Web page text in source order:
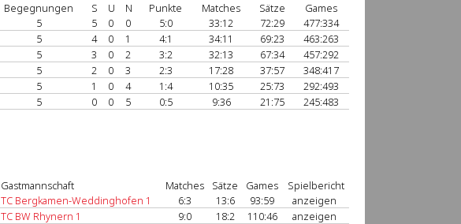
Begegnungen S U N Punkte Matches Sätze
Games
5 5 0 0 5:0 33:12 72:29
477:334
5 4 0 1 4:1 34:11 69:23
463:263
5 3 0 2 3:2 32:13 67:34
457:292
5 2 0 3 2:3 17:28 37:57
348:417
5 1 0 4 1:4 10:35 25:73
292:493
5 0 0 5 0:5 9:36 21:75 245:483
Gastmannschaft Matches Sätze Games
Spielbericht
TC Bergkamen-Weddinghofen 1 6:3 13:6 93:59
anzeigen
TC BW Rhynern 1 9:0 18:2 110:46
anzeigen